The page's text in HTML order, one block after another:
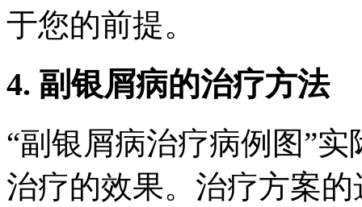
于您的前提。
4. 副银屑病的治疗方法
“副银屑病治疗病例图”
治疗的效果。治疗方案